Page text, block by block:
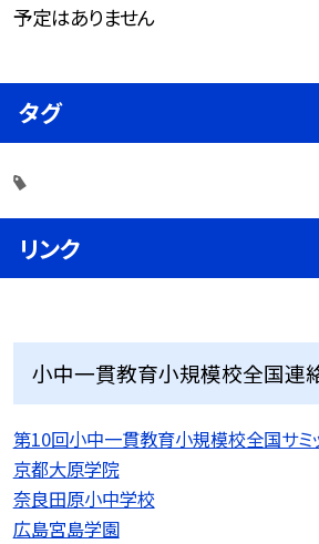
予定はありません
タグ
リンク
小中一貫教育小規模校全国連
第10回小中一貫教育小規模校全国サミ
京都大原学院
奈良田原小中学校
広島宮島学園